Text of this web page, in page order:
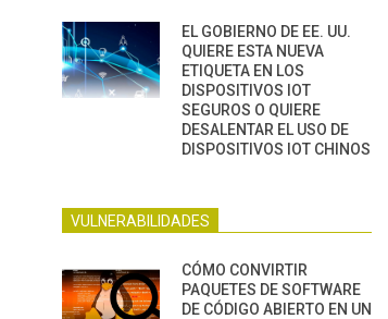
EL GOBIERNO DE EE. UU.
QUIERE ESTA NUEVA
ETIQUETA EN LOS
DISPOSITIVOS IOT
SEGUROS O QUIERE
DESALENTAR EL USO DE
DISPOSITIVOS IOT CHINOS
VULNERABILIDADES
CÓMO CONVIRTIR
PAQUETES DE SOFTWARE
DE CÓDIGO ABIERTO EN UN